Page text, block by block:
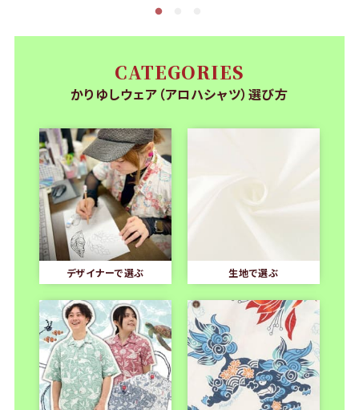
CATEGORIES
かりゆしウェア（アロハシャツ）選び方
デザイナーで選ぶ 生地で選ぶ